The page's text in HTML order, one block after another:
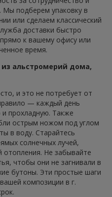
Мы подберем упаковку в
или сделаем классический
доставки быстро
к вашему офису или
время.
альстромерий дома,
и это не потребует от
— каждый день
и прохладную. Также
острым ножом под углом
в воду. Старайтесь
солнечных лучей,
отопления. Не забывайте
чтобы они не загнивали в
бутоны. Эти простые шаги
композиции в г.